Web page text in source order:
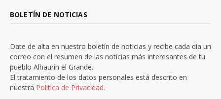
BOLETÍN DE NOTICIAS
Date de alta en nuestro boletín de noticias y recibe cada día un
correo con el resumen de las noticias más interesantes de tu
pueblo Alhaurín el Grande.
El tratamiento de los datos personales está descrito en
nuestra Política de Privacidad.